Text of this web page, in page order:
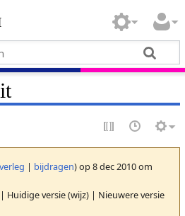
| bijdragen)op 8 dec 2010 om
Huidige versie (wijz) | Nieuwere versie